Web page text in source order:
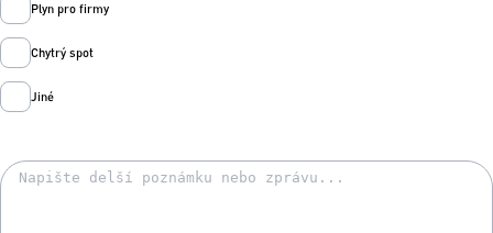
Plyn pro firmy
Chytrý spot
Jiné